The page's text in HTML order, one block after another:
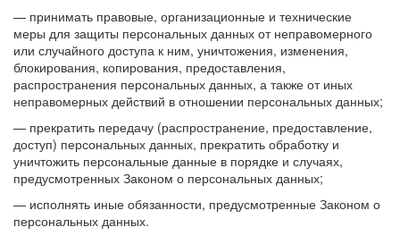
— принимать правовые, организационные и технические
меры для защиты персональных данных от неправомерного
или случайного доступа к ним, уничтожения, изменения,
блокирования, копирования, предоставления,
распространения персональных данных, а также от иных
неправомерных действий в отношении персональных данных;
— прекратить передачу (распространение, предоставление,
доступ) персональных данных, прекратить обработку и
уничтожить персональные данные в порядке и случаях,
предусмотренных Законом о персональных данных;
— исполнять иные обязанности, предусмотренные Законом о
персональных данных.